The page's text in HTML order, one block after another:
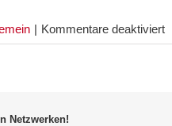
| Kommentare deaktiviertfür
Netzwerken!